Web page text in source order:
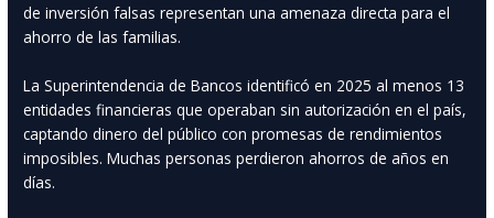
de inversión falsas representan una amenaza directa para el
ahorro de las familias.
La Superintendencia de Bancos identificó en 2025 al menos 13
entidades financieras que operaban sin autorización en el país,
captando dinero del público con promesas de rendimientos
imposibles. Muchas personas perdieron ahorros de años en
días.